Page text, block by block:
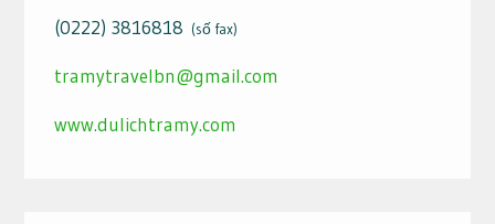
(0222) 3816818 (số fax)
tramytravelbn@gmail.com
www.dulichtramy.com